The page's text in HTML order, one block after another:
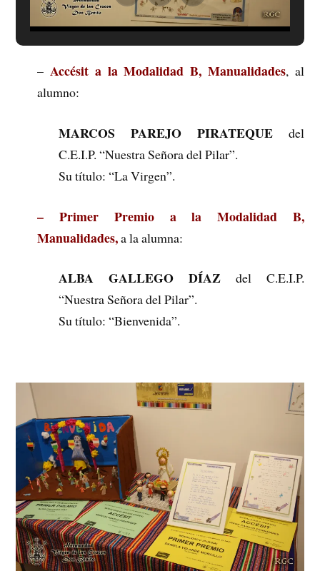
–Accésit a la Modalidad B, Manualidades, al
alumno:
MARCOS PAREJO PIRATEQUEdel
C.E.I.P. “Nuestra Señora del Pilar”.
Su título: “La Virgen”.
– Primer Premio a la Modalidad B,
Manualidades,a la alumna:
ALBA GALLEGO DÍAZ del C.E.I.P.
“Nuestra Señora del Pilar”.
Su título: “Bienvenida”.